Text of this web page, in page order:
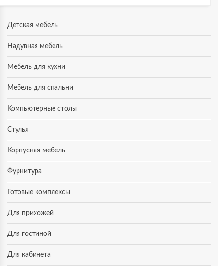
Детская мебель
Надувная мебель
Мебель для кухни
Мебель для спальни
Компьютерные столы
Стулья
Корпусная мебель
Фурнитура
Готовые комплексы
Для прихожей
Для гостиной
Для кабинета